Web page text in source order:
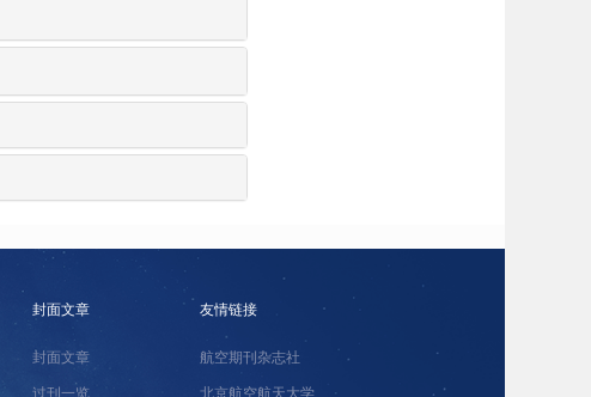
封面文章
封面文章
过刊一览
友情链接
航空期刊杂志社
北京航空航天大学